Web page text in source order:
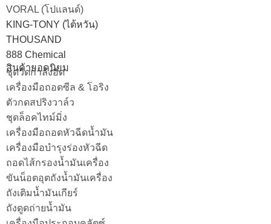
VORAL (โปแลนด์)
KING-TONY (ไต้หวัน)
THOUSAND
888 Chemical
สินค้ายอดนิยม
ชุดวัดกำลังอัด
เครื่องมือถอดซีล & โอริง
ตัวกดสปริงวาล์ว
ชุดล็อคไทม์มิ่ง
เครื่องมือถอดหัวฉีดน้ำมัน
เครื่องมือบำรุงร่องหัวฉีด
ถอดไส้กรองน้ำมันเครื่อง
ขันน็อตอุตถังน้ำมันเครื่อง
ถังเติมน้ำมันเกียร์
ถังดูดถ่ายน้ำมัน